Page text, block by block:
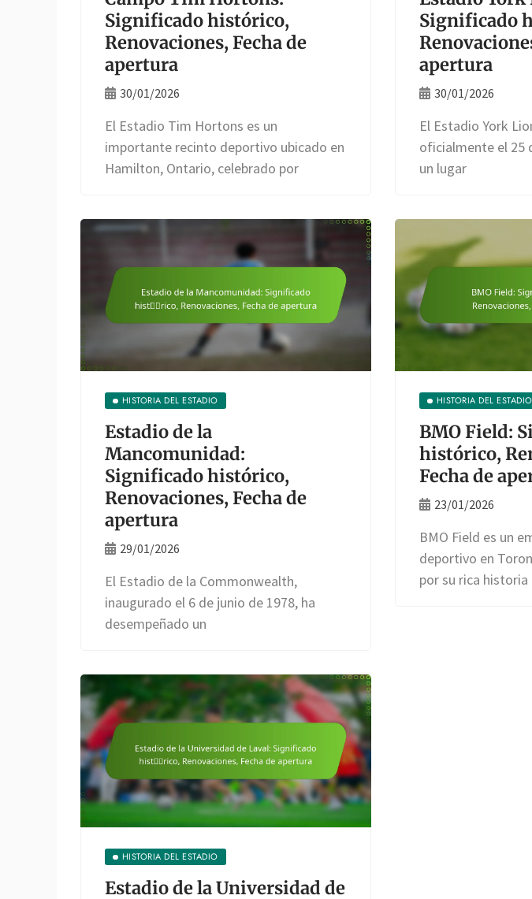
Significado histórico,
Renovaciones, Fecha de
apertura
30/01/2026
El Estadio Tim Hortons es un
importante recinto deportivo ubicado en
Hamilton, Ontario, celebrado por
Significado
apertura
30/01/2026
El Estadio York
oficialmente el 25
un lugar
HISTORIA DEL ESTADIO
Estadio de la
Mancomunidad:
Significado histórico,
Renovaciones, Fecha de
apertura
29/01/2026
El Estadio de la Commonwealth,
inaugurado el 6 de junio de 1978, ha
desempeñado un
HISTORIA DEL ESTADIO
BMO Field:
histórico,
Fecha de
23/01/2026
BMO Field es un
deportivo en
por su rica historia
HISTORIA DEL ESTADIO
Estadio de la Universidad de